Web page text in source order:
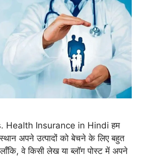
Health Insurance in Hindi हम
अपने उत्पादों को बेचने के लिए बहुत
वे किसी लेख या ब्लॉग पोस्ट में अपने